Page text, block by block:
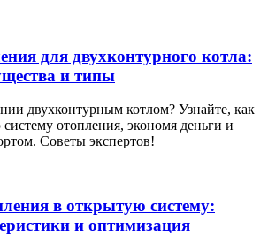
для двухконтурного котла:
и типы
двухконтурным котлом? Узнайте, как
систему отопления, экономя деньги и
Советы экспертов!
в открытую систему:
и оптимизация